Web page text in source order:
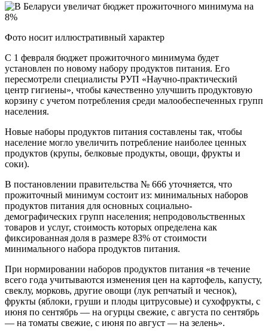
Фото носит иллюстративный характер
С 1 февраля бюджет прожиточного минимума будет
установлен по новому набору продуктов питания. Его
пересмотрели специалисты РУП «Научно-практический
центр гигиены», чтобы качественно улучшить продуктовую
корзину с учетом потребления среди малообеспеченных групп
населения.
Новые наборы продуктов питания составлены так, чтобы
население могло увеличить потребление наиболее ценных
продуктов (крупы, белковые продукты, овощи, фрукты и
соки).
В постановлении правительства № 666 уточняется, что
прожиточный минимум состоит из: минимальных наборов
продуктов питания для основных социально-
демографических групп населения; непродовольственных
товаров и услуг, стоимость которых определена как
фиксированная доля в размере 83% от стоимости
минимального набора продуктов питания.
При нормировании наборов продуктов питания «в течение
всего года учитываются изменения цен на картофель, капусту,
свеклу, морковь, другие овощи (лук репчатый и чеснок),
фрукты (яблоки, груши и плоды цитрусовые) и сухофрукты, с
июня по сентябрь — на огурцы свежие, с августа по сентябрь
— на томаты свежие, с июня по август — на зелень».